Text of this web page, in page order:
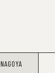
NAGOYA